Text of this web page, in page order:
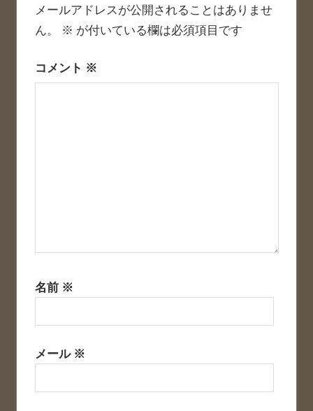
シ
ン
メールアドレスが公開されることはありませ
ん。
※ が付いている欄は必須項目です
コメント ※
名前 ※
メール ※